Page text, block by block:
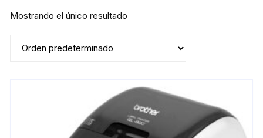
Mostrando el único resultado